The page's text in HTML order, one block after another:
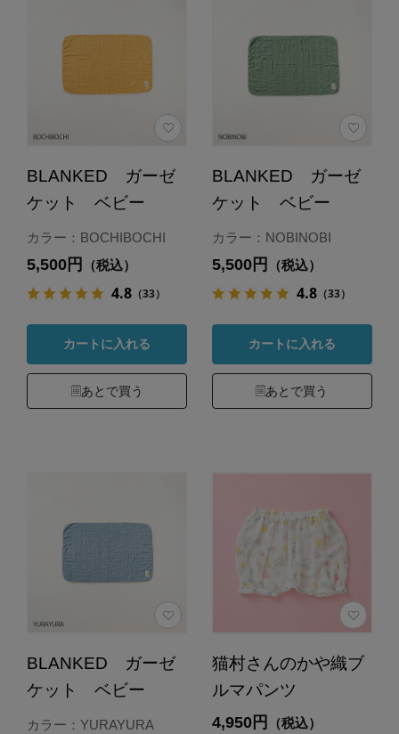
BLANKED ガーゼ
ケット ベビー
カラー：BOCHIBOCHI
5,500円 （税込）
4.8（33）
カートに入れる
あとで買う
BLANKED ガーゼ
ケット ベビー
カラー：NOBINOBI
5,500円 （税込）
4.8（33）
カートに入れる
あとで買う
BLANKED ガーゼ
ケット ベビー
カラー：YURAYURA
猫村さんのかや織ブ
ルマパンツ
4,950円 （税込）